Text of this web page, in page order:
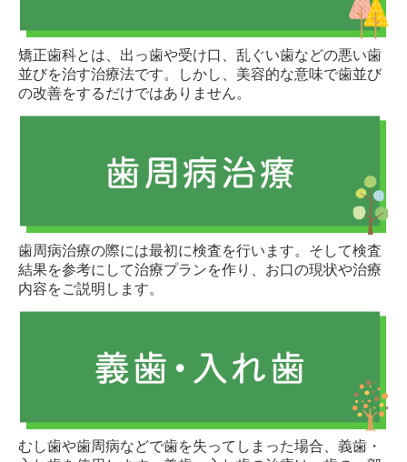
矯正歯科とは、出っ歯や受け口、乱ぐい歯などの悪い歯
並びを治す治療法です。しかし、美容的な意味で歯並び
の改善をするだけではありません。
歯周病治療の際には最初に検査を行います。そして検査
結果を参考にして治療プランを作り、お口の現状や治療
内容をご説明します。
むし歯や歯周病などで歯を失ってしまった場合、義歯・